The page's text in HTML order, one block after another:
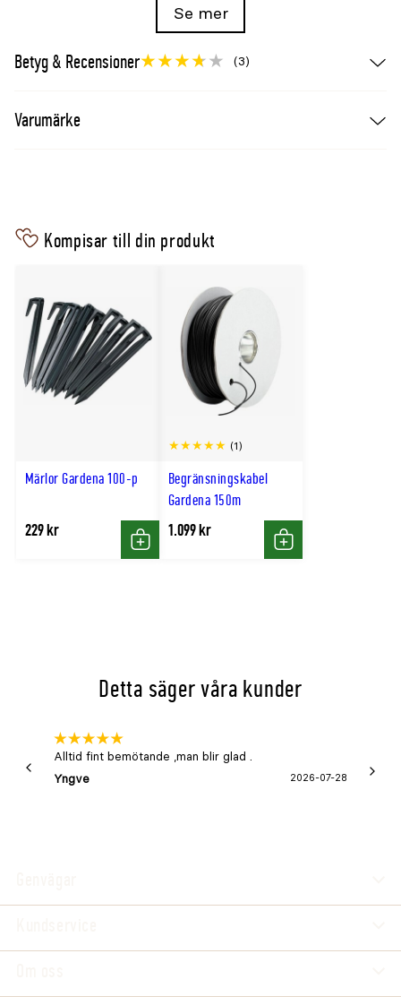
6 skarvkopplingar och 3 anslutningsklämmor
För skonsam bevattning av växter används ett
mjukt eller finfördelat strålmönster, medan en
Se mer
Betyg & Recensioner (3)
Varumärke
Kompisar till din produkt
Märlor Gardena 100-p
229 kr
Köp
Begränsningskabel
Gardena 150m
(1)
1.099 kr
Köp
Detta säger våra kunder
Alltid fint bemötande ,man blir glad .
Yngve
2026-07-28